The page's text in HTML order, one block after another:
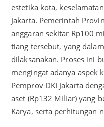
estetika kota,
Jakarta. Pemerintah
anggaran sekitar Rp100
tiang tersebut, yang
dilaksanakan. Proses ini
mengingat adanya aspek
Pemprov DKI Jakarta
aset (Rp132 Miliar) yang
Karya, serta perhitungan